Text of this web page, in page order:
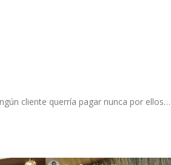
cliente querría pagar nunca por